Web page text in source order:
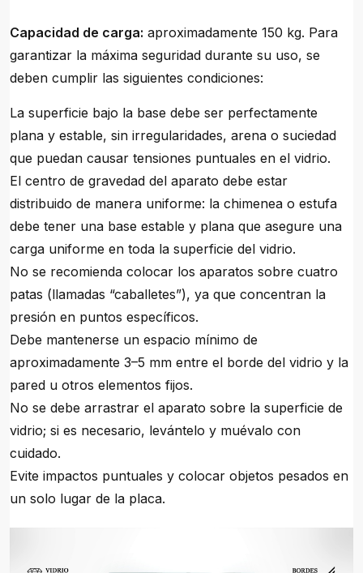
Capacidad de carga: aproximadamente 150 kg. Para
garantizar la máxima seguridad durante su uso, se
deben cumplir las siguientes condiciones:
La superficie bajo la base debe ser perfectamente
plana y estable, sin irregularidades, arena o suciedad
que puedan causar tensiones puntuales en el vidrio.
El centro de gravedad del aparato debe estar
distribuido de manera uniforme: la chimenea o estufa
debe tener una base estable y plana que asegure una
carga uniforme en toda la superficie del vidrio.
No se recomienda colocar los aparatos sobre cuatro
patas (llamadas “caballetes”), ya que concentran la
presión en puntos específicos.
Debe mantenerse un espacio mínimo de
aproximadamente 3–5 mm entre el borde del vidrio y la
pared u otros elementos fijos.
No se debe arrastrar el aparato sobre la superficie de
vidrio; si es necesario, levántelo y muévalo con
cuidado.
Evite impactos puntuales y colocar objetos pesados en
un solo lugar de la placa.